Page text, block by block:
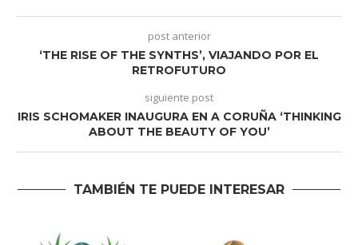
post anterior
‘THE RISE OF THE SYNTHS’, VIAJANDO POR EL
RETROFUTURO
siguiente post
IRIS SCHOMAKER INAUGURA EN A CORUÑA ‘THINKING
ABOUT THE BEAUTY OF YOU’
TAMBIÉN TE PUEDE INTERESAR